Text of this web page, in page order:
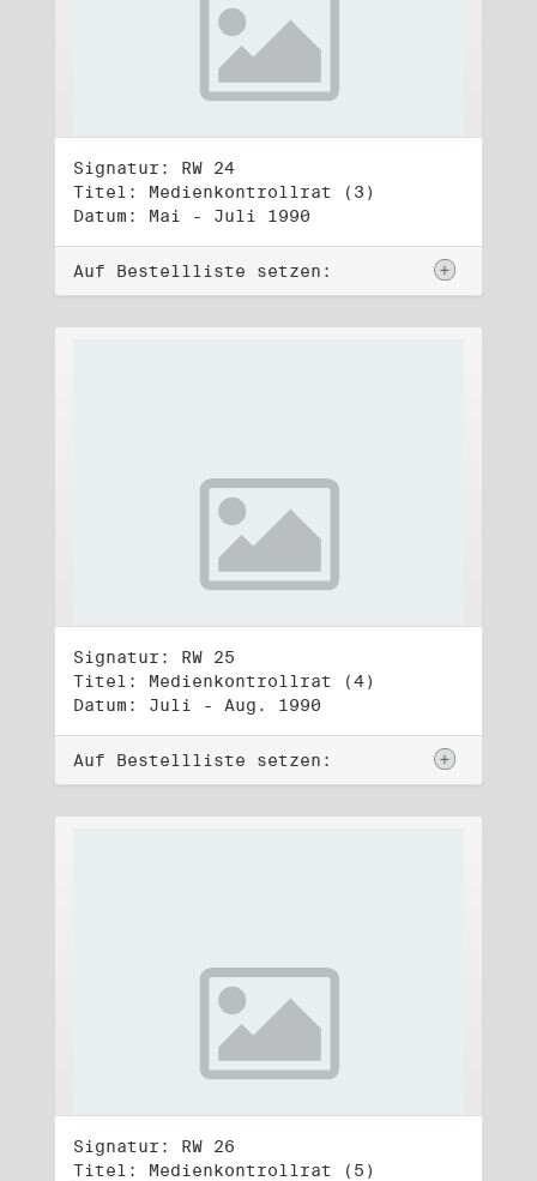
Signatur: RW 24
Titel: Medienkontrollrat (3)
Datum: Mai - Juli 1990
Auf Bestellliste setzen:
Signatur: RW 25
Titel: Medienkontrollrat (4)
Datum: Juli - Aug. 1990
Auf Bestellliste setzen:
Signatur: RW 26
Titel: Medienkontrollrat (5)